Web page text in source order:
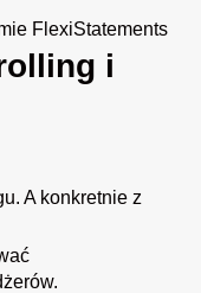
FlexiStatements
i
A konkretnie z